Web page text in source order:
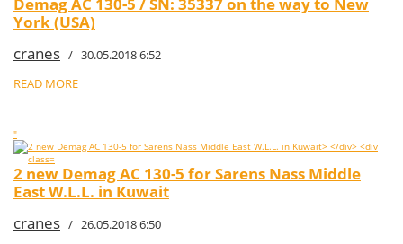
Demag AC 130-5 / SN: 35337 on the way to New
York (USA)
cranes / 30.05.2018 6:52
READ MORE
"
2 new Demag AC 130-5 for Sarens Nass Middle
East W.L.L. in Kuwait
cranes / 26.05.2018 6:50